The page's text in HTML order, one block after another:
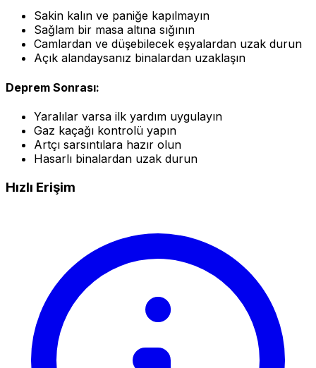
Sakin kalın ve paniğe kapılmayın
Sağlam bir masa altına sığının
Camlardan ve düşebilecek eşyalardan uzak durun
Açık alandaysanız binalardan uzaklaşın
Deprem Sonrası:
Yaralılar varsa ilk yardım uygulayın
Gaz kaçağı kontrolü yapın
Artçı sarsıntılara hazır olun
Hasarlı binalardan uzak durun
Hızlı Erişim